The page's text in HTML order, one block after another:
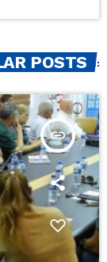
POSTS
insert_link